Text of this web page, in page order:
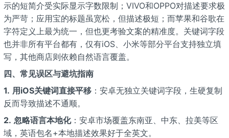
示的短简介受实际显示字数限制；VIVO和OPPO对描述要求极
为严苛；应用宝的标题虽宽松，但描述极短；而苹果和谷歌在
字符定义上最为统一，但也更考验文案的精准度。关键词字段
也并非所有平台都有，仅有iOS、小米等部分平台支持独立填
写，其他商店则依赖自然语言覆盖。
四、常见误区与避坑指南
1. 用iOS关键词直接平移：安卓无独立关键词字段，生硬复制
反而导致描述不通顺。
2. 忽略语言本地化：安卓市场覆盖东南亚、中东、拉美等区
域，英语包名+本地描述效果好于全英文。